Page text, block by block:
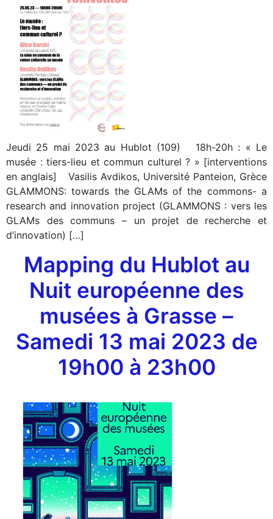
Jeudi 25 mai 2023 au Hublot (109) 18h-20h : « Le
musée : tiers-lieu et commun culturel ? » [interventions
en anglais] Vasilis Avdikos, Université Panteion, Grèce
GLAMMONS: towards the GLAMs of the commons- a
research and innovation project (GLAMMONS : vers les
GLAMs des communs – un projet de recherche et
d’innovation) […]
Mapping du Hublot au
Nuit européenne des
musées à Grasse –
Samedi 13 mai 2023 de
19h00 à 23h00